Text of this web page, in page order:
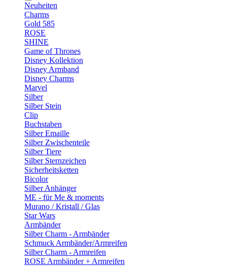
Neuheiten
Charms
Gold 585
ROSE
SHINE
Game of Thrones
Disney Kollektion
Disney Armband
Disney Charms
Marvel
Silber
Silber Stein
Clip
Buchstaben
Silber Emaille
Silber Zwischenteile
Silber Tiere
Silber Sternzeichen
Sicherheitsketten
Bicolor
Silber Anhänger
ME - für Me & moments
Murano / Kristall / Glas
Star Wars
Armbänder
Silber Charm - Armbänder
Schmuck Armbänder/Armreifen
Silber Charm - Armreifen
ROSE Armbänder + Armreifen